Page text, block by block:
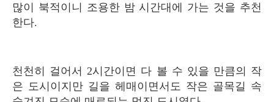
많이 북적이니 조용한 밤 시간대에 가는 것을 추천
한다.
천천히 걸어서 2시간이면 다 볼 수 있을 만큼의 작
은 도시이지만 길을 헤매이면서도 작은 골목길 속